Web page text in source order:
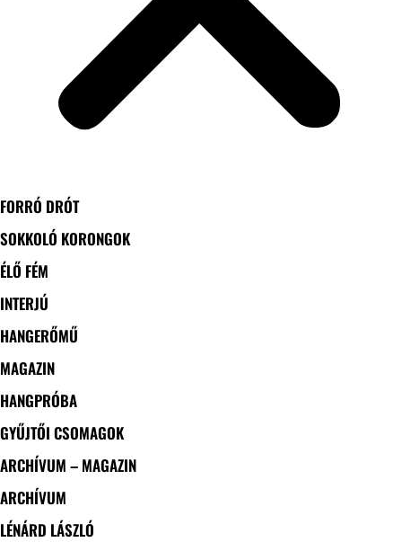
FORRÓ DRÓT
SOKKOLÓ KORONGOK
ÉLŐ FÉM
INTERJÚ
HANGERŐMŰ
MAGAZIN
HANGPRÓBA
GYŰJTŐI CSOMAGOK
ARCHÍVUM – MAGAZIN
ARCHÍVUM
LÉNÁRD LÁSZLÓ